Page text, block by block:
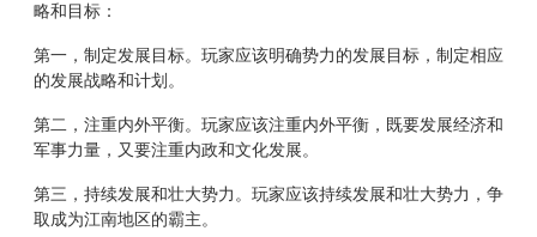
略和目标：
第一，制定发展目标。玩家应该明确势力的发展目标，制定相应
的发展战略和计划。
第二，注重内外平衡。玩家应该注重内外平衡，既要发展经济和
军事力量，又要注重内政和文化发展。
第三，持续发展和壮大势力。玩家应该持续发展和壮大势力，争
取成为江南地区的霸主。